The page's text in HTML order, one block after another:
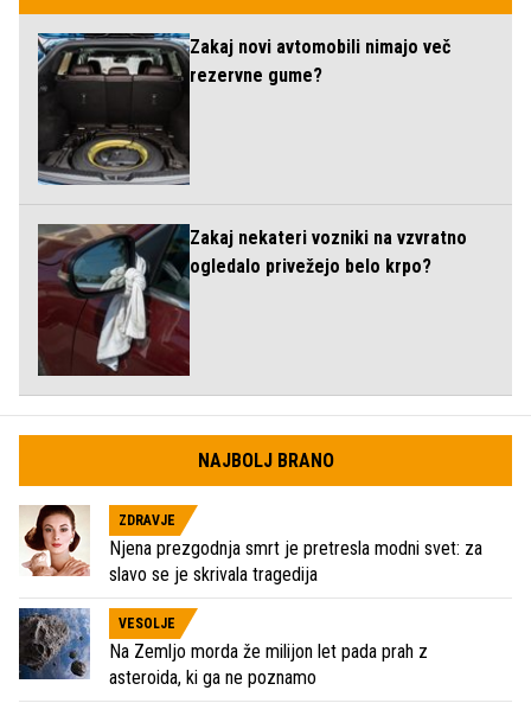
Zakaj novi avtomobili nimajo več
rezervne gume?
Zakaj nekateri vozniki na vzvratno
ogledalo privežejo belo krpo?
NAJBOLJ BRANO
ZDRAVJE
Njena prezgodnja smrt je pretresla modni svet: za
slavo se je skrivala tragedija
VESOLJE
Na Zemljo morda že milijon let pada prah z
asteroida, ki ga ne poznamo